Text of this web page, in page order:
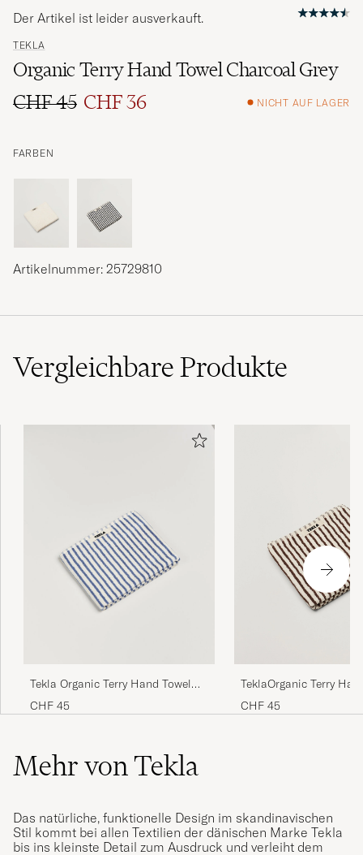
TEKLA
Organic Terry Hand Towel Charcoal Grey
Regulärer Preis
CHF 45
Reduzierter Preis
CHF 36 NICHT AUF LAGER
FARBEN
Der Artikel ist leider ausverkauft.
Artikelnummer: 25729810
VergleichbareProdukte
Tekla Organic Terry Hand Towel
Coastal Blue Stripes
CHF 45
TeklaOrganic Terry
TowelKodiak Stripes
CHF 45
Mehr von Tekla
Das natürliche, funktionelle Design im skandinavischen
Stil kommt bei allen Textilien der dänischen Marke Tekla
bis ins kleinste Detail zum Ausdruck und verleiht dem